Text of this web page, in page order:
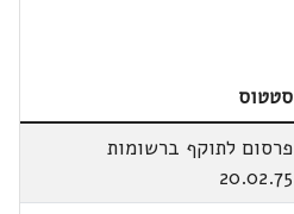
סטטוס
פרסום לתוקף ברשומות
20.02.75